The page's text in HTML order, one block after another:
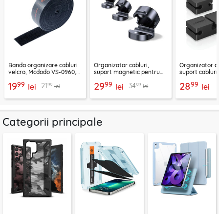
Banda organizare cabluri
velcro, Mcdodo VS-0960,
1999 lei 2199 lei
Organizator cabluri,
suport magnetic pentru
2999 lei 3499 lei
Organizator
suport
2899 lei
Categorii principale